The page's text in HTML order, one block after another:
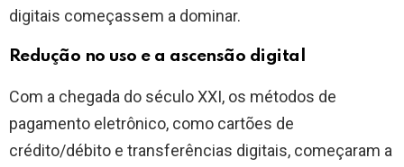
digitais começassem a dominar.
Redução no uso e a ascensão digital
Com a chegada do século XXI, os métodos de
pagamento eletrônico, como cartões de
crédito/débito e transferências digitais, começaram a